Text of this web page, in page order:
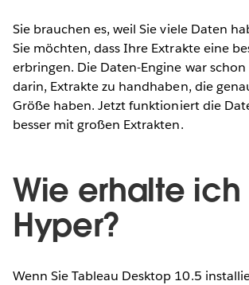
Sie brauchen es, weil Sie viele Daten
Sie möchten, dass Ihre Extrakte eine
erbringen. Die Daten-Engine war
darin, Extrakte zu handhaben, die
Größe haben. Jetzt funktioniert die
besser mit großen Extrakten.
Wie erhalte ich
Hyper?
Wenn Sie Tableau Desktop 10.5